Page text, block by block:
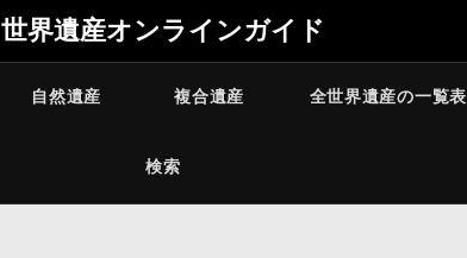
世界遺産オンラインガイド
自然遺産 複合遺産 全世界遺産の一覧表
検索